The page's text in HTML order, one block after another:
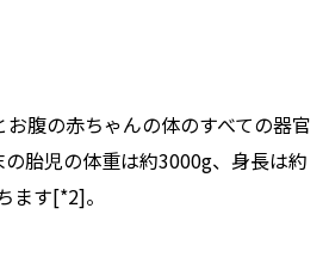
腹の赤ちゃんの体のすべての器官
胎児の体重は約3000g、身長は約
ます[*2]。